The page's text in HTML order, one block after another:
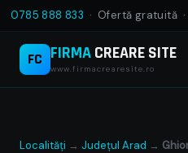
0785 888 833 · Ofertă gratuită
FC FIRMACREARE SITE
www.firmacrearesite.ro
Localități → Județul Arad →